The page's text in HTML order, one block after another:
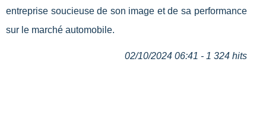
entreprise soucieuse de son image et de sa performance
sur le marché automobile.
02/10/2024 06:41 - 1 324 hits